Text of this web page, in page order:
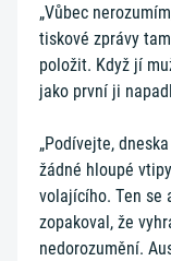
„Vůbec
tiskové zprávy
položit. Když jí
jako první ji
„Podívejte,
žádné hloupé
volajícího. Ten se
zopakoval, že
nedorozumění.